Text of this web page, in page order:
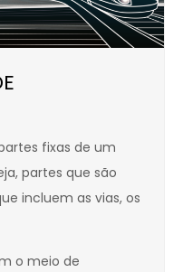
fixas de um
partes que são
incluem as vias, os
o meio de